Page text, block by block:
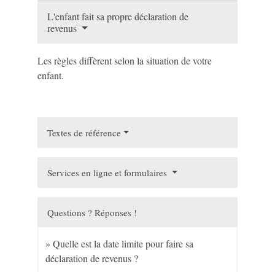
L'enfant fait sa propre déclaration de
revenus
Les règles diffèrent selon la situation de votre
enfant.
Textes de référence
Services en ligne et formulaires
Questions ? Réponses !
Quelle est la date limite pour faire sa
déclaration de revenus ?